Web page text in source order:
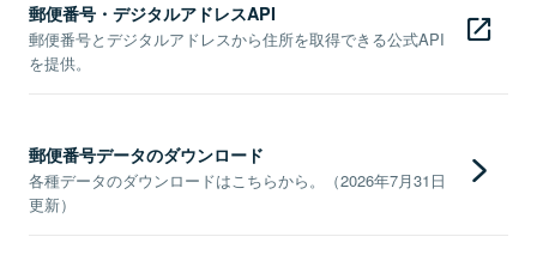
郵便番号・デジタルアドレスAPI
郵便番号とデジタルアドレスから住所を取得できる公式API
を提供。
郵便番号データのダウンロード
各種データのダウンロードはこちらから。（2026年7月31日
更新）